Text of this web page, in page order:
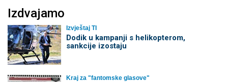
Izdvajamo
Izvještaj TI
Dodik u kampanji s helikopterom,
sankcije izostaju
Kraj za "fantomske glasove"